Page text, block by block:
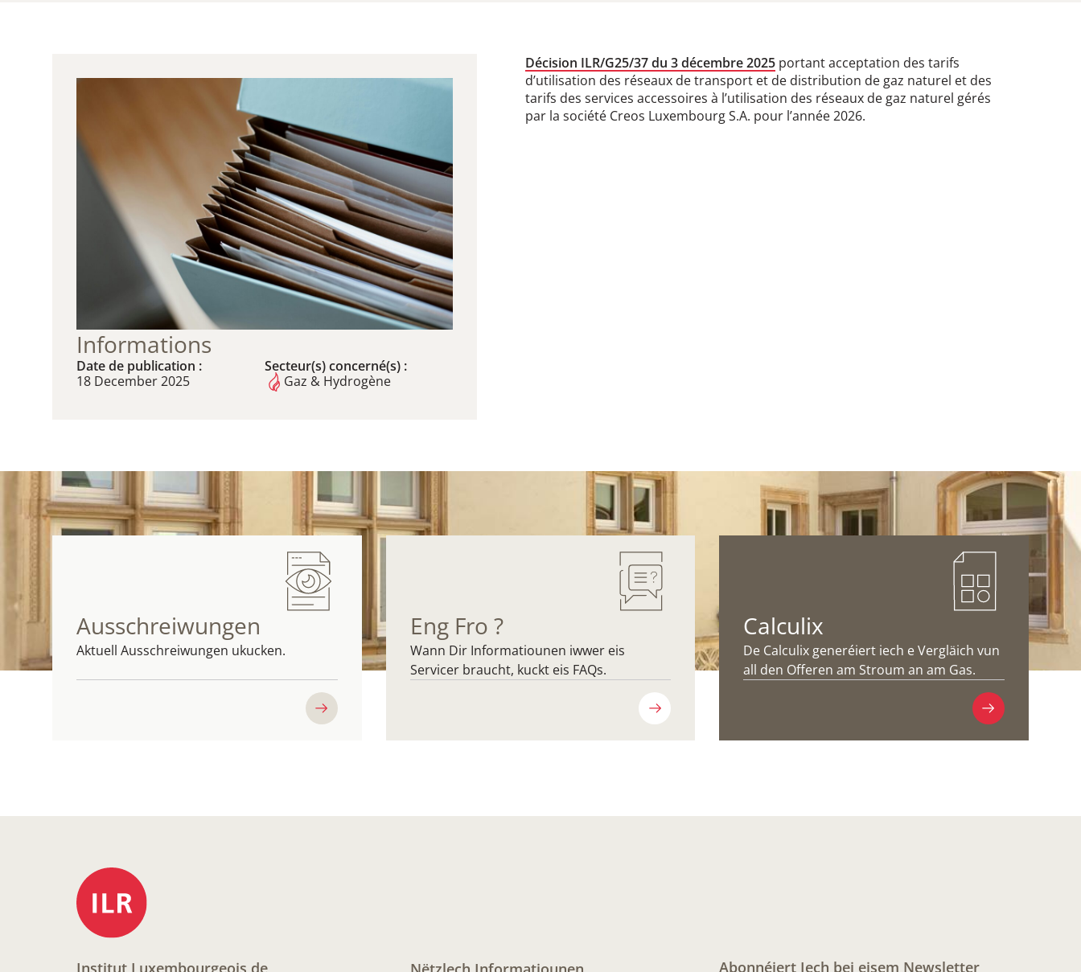
Informations
Date de publication :
18 December 2025
Secteur(s) concerné(s) :
Gaz & Hydrogène
Décision ILR/G25/37 du 3 décembre 2025 portant acceptation des tarifs
d’utilisation des réseaux de transport et de distribution de gaz naturel et des
tarifs des services accessoires à l’utilisation des réseaux de gaz naturel gérés
par la société Creos Luxembourg S.A. pour l’année 2026.
Ausschreiwungen
Aktuell Ausschreiwungen ukucken.
Eng Fro ?
Wann Dir Informatiounen iwwer eis
Servicer braucht, kuckt eis FAQs.
Calculix
De Calculix generéiert iech e Vergläich vun
all den Offeren am Stroum an am Gas.
Institut Luxembourgeois de Abonnéiert Iech bei eisem Newsletter